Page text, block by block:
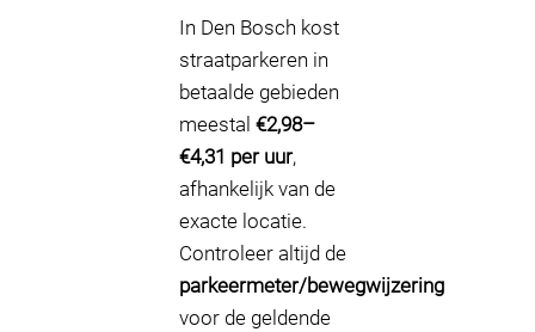
In Den Bosch kost
straatparkeren in
betaalde gebieden
meestal €2,98–
€4,31 per uur,
afhankelijk van de
exacte locatie.
Controleer altijd de
parkeermeter/bewegwijzering
voor de geldende